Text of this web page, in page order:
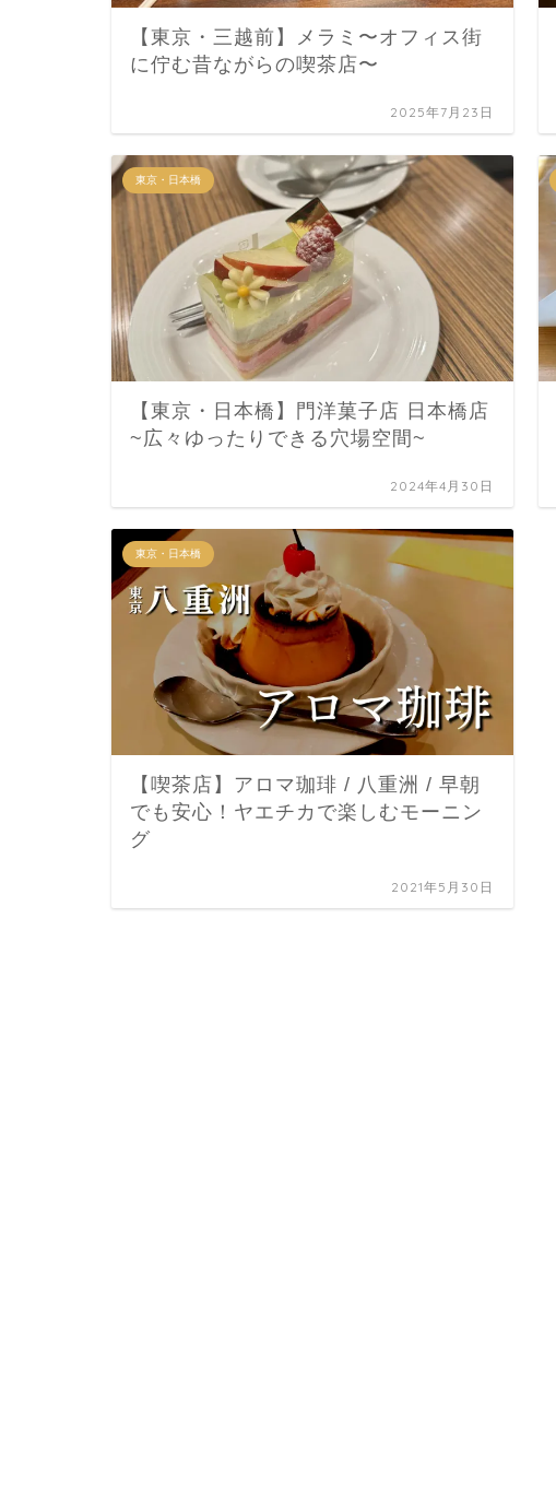
【東京・三越前】メラミ〜オフィス街
に佇む昔ながらの喫茶店〜
2025年7月23日
東京・日本橋
【東京・日本橋】門洋菓子店 日本橋店
~広々ゆったりできる穴場空間~
2024年4月30日
東京・日本橋
【喫茶店】アロマ珈琲 / 八重洲 / 早朝
でも安心！ヤエチカで楽しむモーニン
グ
2021年5月30日